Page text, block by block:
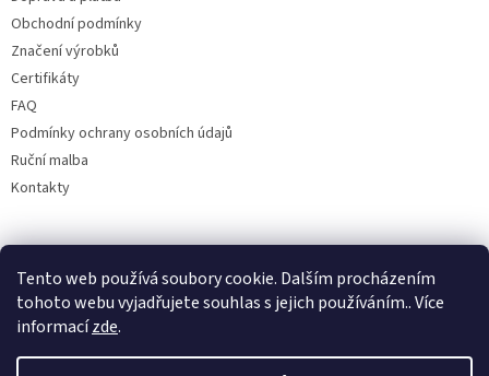
Tento web používá soubory cookie. Dalším procházením
tohoto webu vyjadřujete souhlas s jejich používáním.. Více
informacízde.
Obchodní podmínky
Značení výrobků
Certifikáty
FAQ
Podmínky ochrany osobních údajů
Ruční malba
Kontakty
Facebook